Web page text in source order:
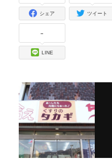
シェア ツイート
-
LINE